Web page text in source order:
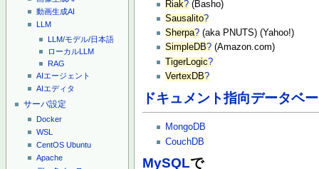
動画生成AI
LLM
LLM/モデル/日本語
ローカルLLM
RAG
AIエージェント
AIエディタ
サーバ設定
Docker
WSL
CentOS Ubuntu
Apache
Riak? (Basho)
Sausalito?
Sherpa? (aka PNUTS) (Yahoo!)
SimpleDB? (Amazon.com)
TigerLogic?
VertexDB?
ドキュメント指向データベ
MongoDB
CouchDB
MySQLで